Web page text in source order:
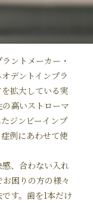
ントメーカー・
デントインプラ
拡大している実
高いストローマ
ジンビーインプ
例にあわせて使
、合わない入れ
困りの方の様々
す。歯を1本だけ